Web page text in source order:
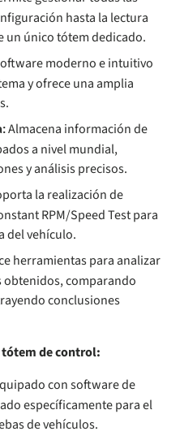
hasta la lectura
un único tótem dedicado.
moderno e intuitivo
y ofrece una amplia
Almacena información de
a nivel mundial,
y análisis precisos.
la realización de
RPM/Speed Test para
del vehículo.
herramientas para analizar
comparando
conclusiones
de control:
con software de
específicamente para el
de vehículos.